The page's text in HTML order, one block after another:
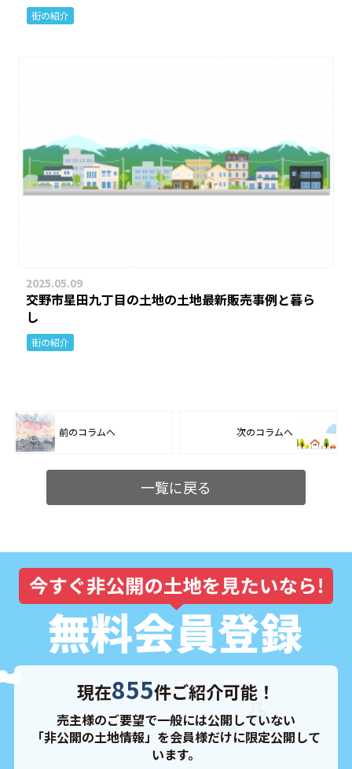
街の紹介
2025.05.09
交野市星田九丁目の土地の土地最新販売事例と暮ら
し
街の紹介
前のコラムへ 次のコラムへ
一覧に戻る
現在855件ご紹介可能！
売主様のご要望で一般には公開していない
「非公開の土地情報」を会員様だけに限定公開して
います。